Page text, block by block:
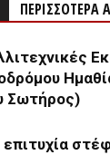
Σωτήρος)